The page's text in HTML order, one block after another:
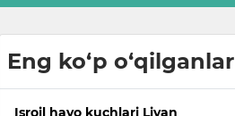
Eng ko‘p o‘qilganlar
Isroil havo kuchlari Livan